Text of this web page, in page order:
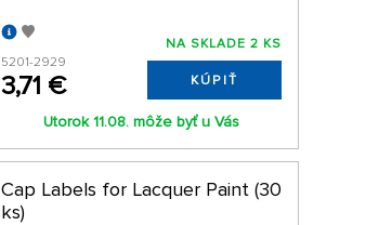
5201-2929
3,71 €
NA SKLADE 2 KS
KÚPIŤ
Utorok 11.08. môže byť u Vás
Cap Labels for Lacquer Paint (30
ks)